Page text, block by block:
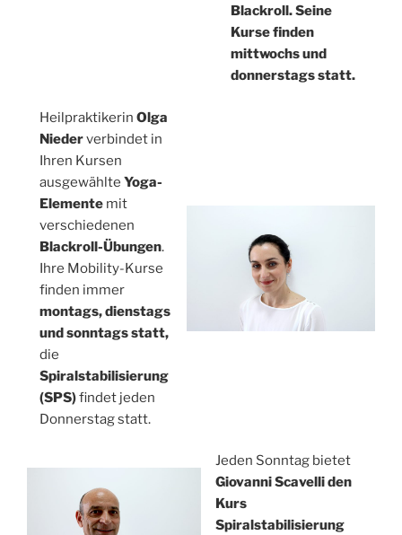
Blackroll. Seine
Kurse finden
mittwochs und
donnerstags statt.
HeilpraktikerinOlga
Niederverbindet in
Ihren Kursen
ausgewählteYoga-
Elemente mit
verschiedenen
Blackroll-Übungen.
Ihre Mobility-Kurse
finden immer
montags, dienstags
und sonntags statt,
die
Spiralstabilisierung
(SPS)findet jeden
Donnerstag statt.
Jeden Sonntag bietet
Giovanni Scavelli den
Kurs
Spiralstabilisierung